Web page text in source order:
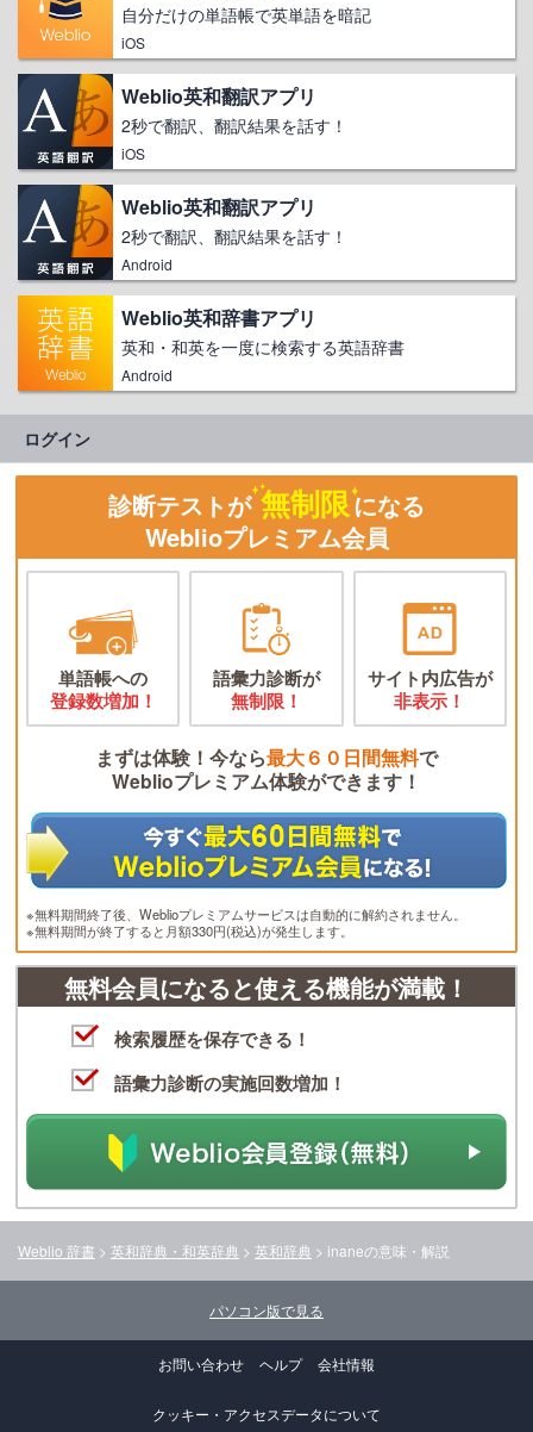
自分だけの単語帳で英単語を暗記
iOS
Weblio英和翻訳アプリ
2秒で翻訳、翻訳結果を話す！
iOS
Weblio英和翻訳アプリ
2秒で翻訳、翻訳結果を話す！
Android
Weblio英和辞書アプリ
英和・和英を一度に検索する英語辞書
Android
ログイン
診断テストが 無制限になる
Weblioプレミアム会員
単語帳への
登録数増加！
語彙力診断が
無制限！
サイト内広告が
非表示！
まずは体験！今なら最大６０日間無料で
Weblioプレミアム体験ができます！
※無料期間終了後、Weblioプレミアムサービスは自動的に解約されません。
※無料期間が終了すると月額330円(税込)が発生します。
無料会員になると使える機能が満載！
検索履歴を保存できる！
語彙力診断の実施回数増加！
Weblio 辞書 > 英和辞典・和英辞典 > 英和辞典 > inaneの意味・解説
パソコン版で見る
お問い合わせ ヘルプ 会社情報
クッキー・アクセスデータについて